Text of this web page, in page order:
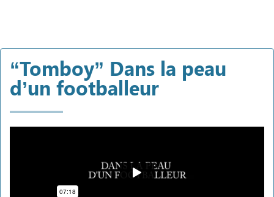
“Tomboy” Dans la peau
d’un footballeur